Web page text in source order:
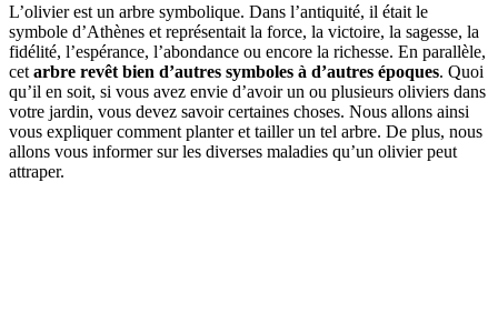
L’olivier est un arbre symbolique. Dans l’antiquité, il était le
symbole d’Athènes et représentait la force, la victoire, la sagesse, la
fidélité, l’espérance, l’abondance ou encore la richesse. En parallèle,
cet arbre revêt bien d’autres symboles à d’autres époques. Quoi
qu’il en soit, si vous avez envie d’avoir un ou plusieurs oliviers dans
votre jardin, vous devez savoir certaines choses. Nous allons ainsi
vous expliquer comment planter et tailler un tel arbre. De plus, nous
allons vous informer sur les diverses maladies qu’un olivier peut
attraper.